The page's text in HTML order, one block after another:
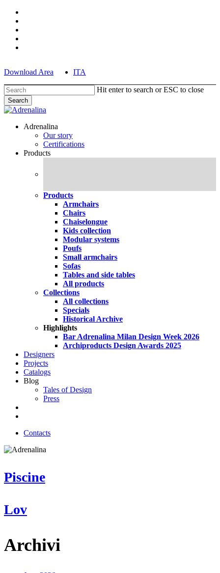
Skip
main
content
Download Area ITA
Hit enter to search or ESC to close
Search
Close
search
Menu
Adrenalina
Our story
Certifications
Products
Products
Armchairs
Chairs
Chaiselongue
Kids collection
Modular systems
Poufs
Small armchairs
Sofas
Tables and side tables
All products
Collections
All collections
Specials
Historical Archive
Highlights
Bar Adrenalina Milan Design Week 2026
Archiproducts Design Awards 2025
Designers
Projects
Catalogs
Blog
Tales of Design
Press
Contacts
Piscine
Piscine
Lov
Lov
Archivi